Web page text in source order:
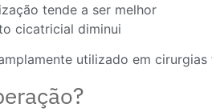
tende a ser melhor
cicatricial diminui
utilizado em